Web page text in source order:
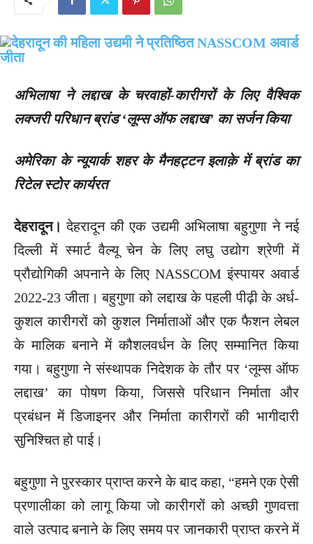
अभिलाषा ने लद्दाख के चरवाहों-कारीगरों के लिए वैश्विक
लक्जरी परिधान ब्रांड ‘लूम्स ऑफ लद्दाख’ का सर्जन किया
अमेरिका के न्यूयार्क शहर के मैनहट्टन इलाक़े में ब्रांड का
रिटेल स्टोर कार्यरत
देहरादून। देहरादून की एक उद्यमी अभिलाषा बहुगुणा ने नई
दिल्ली में स्मार्ट वैल्यू चेन के लिए लघु उद्योग श्रेणी में
प्रौद्योगिकी अपनाने के लिए NASSCOM इंस्पायर अवार्ड
2022-23 जीता। बहुगुणा को लद्दाख के पहली पीढ़ी के अर्ध-
कुशल कारीगरों को कुशल निर्माताओं और एक फैशन लेबल
के मालिक बनाने में कौशलवर्धन के लिए सम्मानित किया
गया। बहुगुणा ने संस्थापक निदेशक के तौर पर ‘लूम्स ऑफ
लद्दाख’ का पोषण किया, जिससे परिधान निर्माता और
प्रबंधन में डिजाइनर और निर्माता कारीगरों की भागीदारी
सुनिश्चित हो पाई।
बहुगुणा ने पुरस्कार प्राप्त करने के बाद कहा, “हमने एक ऐसी
प्रणालीका को लागू किया जो कारीगरों को अच्छी गुणवत्ता
वाले उत्पाद बनाने के लिए समय पर जानकारी प्राप्त करने में